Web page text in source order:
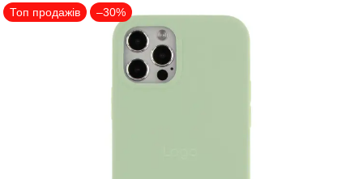
Топ продажів –30%